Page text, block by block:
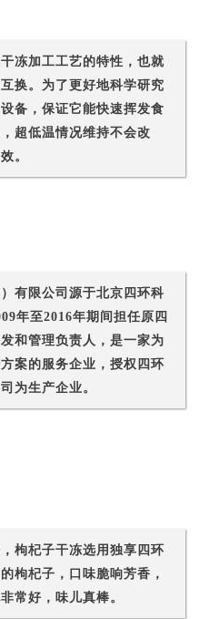
冻加工工艺的特性，也就
换。为了更好地科学研究
备，保证它能快速挥发食
超低温情况维持不会改
。
有限公司源于北京四环科
年至2016年期间担任原四
和管理负责人，是一家为
案的服务企业，授权四环
为生产企业。
枸杞子干冻选用独享四环
枸杞子，口味脆响芳香，
常好，味儿真棒。